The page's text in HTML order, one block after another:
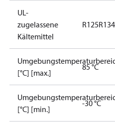
UL-
zugelassene
Kältemittel
R125
[°C] [max.]
85 °C
[°C] [min.]
-30 °C